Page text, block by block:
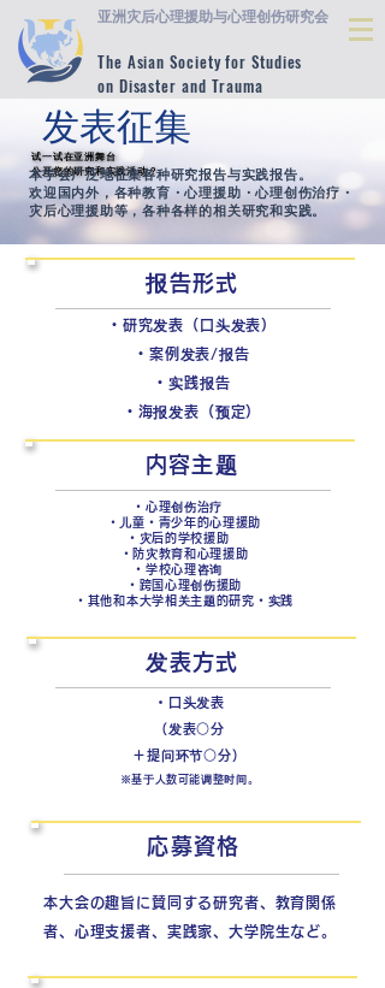
亚洲灾后心理援助与心理创伤研究会
The Asian Society for Studies
on Disaster and Trauma
发表征集
试一试在亚洲舞台
公开您的研究和实践活动？
试一试在亚洲舞台
公开您的研究和实践活动？
本学会广泛地征集各种研究报告与实践报告。
欢迎国内外，各种教育・心理援助・心理创伤治疗・
灾后心理援助等，各种各样的相关研究和实践。
​报告形式
・研究发表（口头发表）
・案例发表/报告
・实践报告
・海报发表（预定）
内容​主题
・心理创伤治疗
・儿童・青少年的心理援助
・灾后的学校援助
・防灾教育和心理援助
・学校心理咨询
・跨国心理创伤援助
・其他和本大学相关主题的研究・实践
发表方式
・口头发表
（发表○分
＋提问环节○分）
※基于人数可能调整时间。
応募資格
本大会の趣旨に賛同する研究者、教育関係
者、心理支援者、実践家、大学院生など。